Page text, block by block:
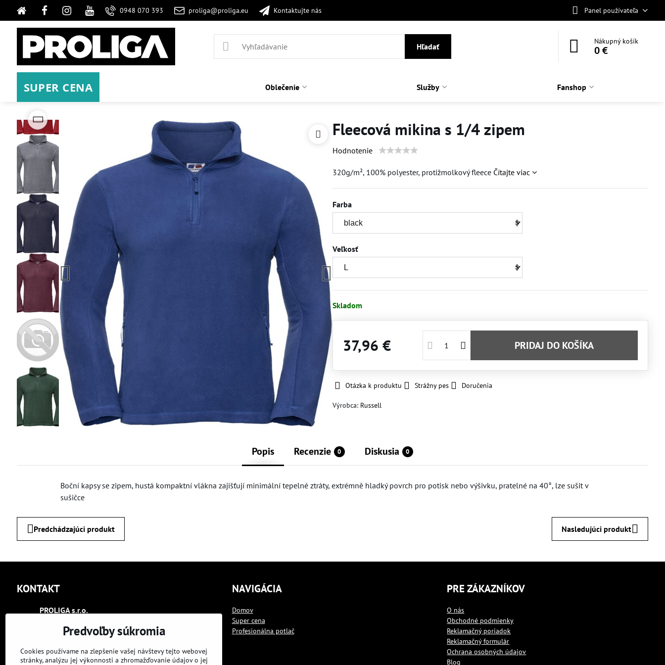
0948 070 393 proliga@proliga.eu Kontaktujte nás Panel používateľa
Hľadať
Nákupný košík
0 €
SUPER CENA Oblečenie Služby Fanshop
Fleecová mikina s 1/4 zipem
Hodnotenie
320g/m², 100% polyester, protižmolkový fleece Čítajte viac
Farba
Veľkosť
Skladom
37,96 € PRIDAJ DO KOŠÍKA
Otázka k produktu Strážny pes Doručenia
Výrobca: Russell
Popis Recenzie 0 Diskusia 0
Boční kapsy se zipem, hustá kompaktní vlákna zajišťují minimální tepelné ztráty, extrémně hladký povrch pro potisk nebo výšivku, pratelné na 40°, lze sušit v
sušičce
Predchádzajúci produkt Nasledujúci produkt
KONTAKT
PROLIGA s​.r​.o​.
Kasárenská 2404
+421 948 070 393
NAVIGÁCIA
Domov
Super cena
Profesionálna potlač
PRE ZÁKAZNÍKOV
O nás
Obchodné podmienky
Reklamačný poriadok
Reklamačný formulár
Ochrana osobných údajov
Blog
Predvoľby súkromia
Cookies používame na zlepšenie vašej návštevy tejto webovej
stránky, analýzu jej výkonnosti a zhromažďovanie údajov o jej